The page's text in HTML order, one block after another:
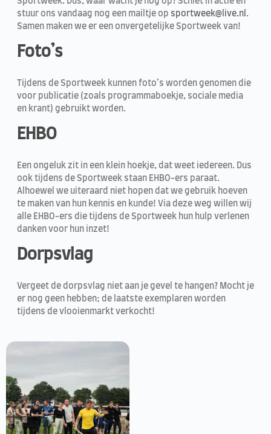
stuur ons vandaag nog een mailtje op sportweek@live.nl .
Samen maken we er een onvergetelijke Sportweek van!
Foto’s
Tijdens de Sportweek kunnen foto’s worden genomen die
voor publicatie (zoals programmaboekje, sociale media
en krant) gebruikt worden.
EHBO
Een ongeluk zit in een klein hoekje, dat weet iedereen. Dus
ook tijdens de Sportweek staan EHBO-ers paraat.
Alhoewel we uiteraard niet hopen dat we gebruik hoeven
te maken van hun kennis en kunde! Via deze weg willen wij
alle EHBO-ers die tijdens de Sportweek hun hulp verlenen
danken voor hun inzet!
Dorpsvlag
Vergeet de dorpsvlag niet aan je gevel te hangen? Mocht je
er nog geen hebben; de laatste exemplaren worden
tijdens de vlooienmarkt verkocht!